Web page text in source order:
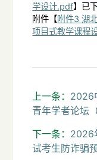
学设计.pdf】已
附件【附件3 湖
项目式教学课程
上一条： 2026
青年学者论坛
下一条： 2026
试考生防诈骗